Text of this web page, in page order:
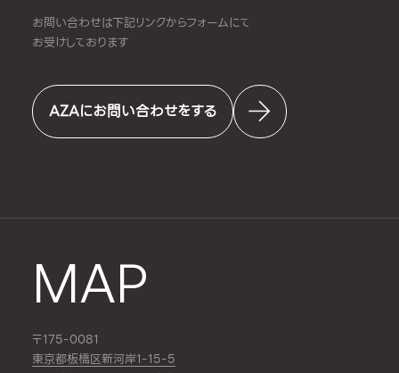
お問い合わせは下記リンクからフォームにて
お受けしております
AZAにお問い合わせをする
MAP
〒175-0081
東京都板橋区新河岸1-15-5